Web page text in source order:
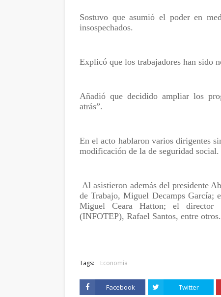
Sostuvo que asumió el poder en
insospechados.
Explicó que los trabajadores han sido
Añadió que decidido ampliar los
atrás”.
En el acto hablaron varios dirigentes
modificación de la de seguridad social.
Al asistieron además del presidente
de Trabajo, Miguel Decamps García;
Miguel Ceara Hatton; el director
(INFOTEP), Rafael Santos, entre otros.
Tags: Economía
Facebook Twitter